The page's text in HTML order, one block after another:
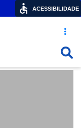
Acesso
ACESSIBILIDADE